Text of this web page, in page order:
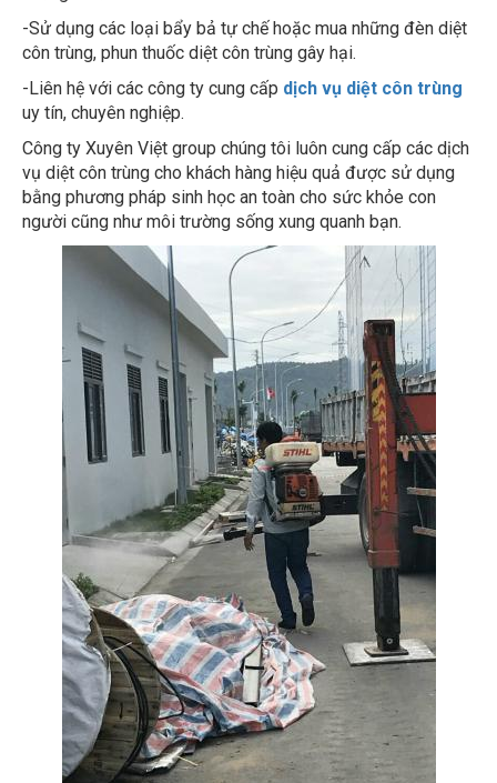
-Sử dụng các loại bẩy bả tự chế hoặc mua những đèn diệt
côn trùng, phun thuốc diệt côn trùng gây hại.
-Liên hệ với các công ty cung cấp
dịch vụ diệt côn trùng
uy tín, chuyên nghiệp.
Công ty Xuyên Việt group chúng tôi luôn cung cấp các dịch
vụ diệt côn trùng cho khách hàng hiệu quả được sử dụng
bằng phương pháp sinh học an toàn cho sức khỏe con
người cũng như môi trường sống xung quanh bạn.